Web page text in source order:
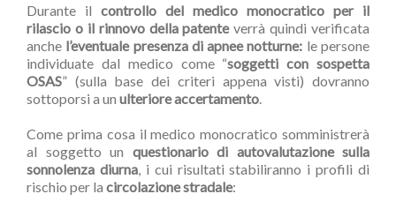
Durante il controllo del medico monocratico per il
rilascio o il rinnovo della patenteverrà quindi verificata
anche l’eventuale presenza di apnee notturne: le persone
individuate dal medico come “soggetti con sospetta
OSAS” (sulla base dei criteri appena visti) dovranno
sottoporsi a un ulteriore accertamento.
Come prima cosa il medico monocratico somministrerà
al soggetto un questionario di autovalutazione sulla
sonnolenza diurna, i cui risultati stabiliranno i profili di
rischio per la circolazione stradale: